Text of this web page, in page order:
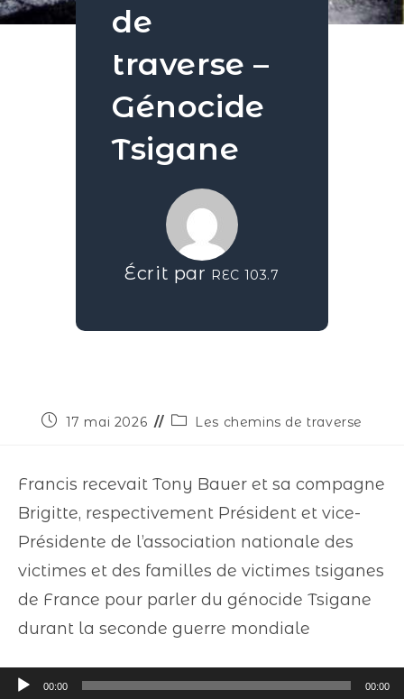
de
traverse –
Génocide
Tsigane
Écrit par REC 103.7
17 mai 2026 Les chemins de traverse
Francis recevait Tony Bauer et sa compagne
Brigitte, respectivement Président et vice-
Présidente de l’association nationale des
victimes et des familles de victimes tsiganes
de France pour parler du génocide Tsigane
durant la seconde guerre mondiale
Lecteur
00:00 00:00